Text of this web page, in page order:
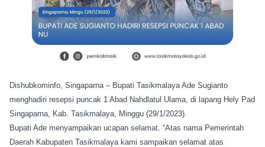
Dishubkominfo, Singaparna – Bupati Tasikmalaya Ade Sugianto
menghadiri resepsi puncak 1 Abad Nahdlatul Ulama, di lapang Hely Pad
Singaparna, Kab. Tasikmalaya, Minggu (29/1/2023).
Bupati Ade menyampaikan ucapan selamat. “Atas nama Pemerintah
Daerah Kabupaten Tasikmalaya kami sampaikan selamat atas